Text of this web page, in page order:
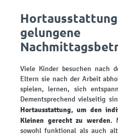
gelungene
Viele Kinder besuchen nach
Eltern sie nach der Arbeit
spielen, lernen, sich
Dementsprechend vielseitig
Hortausstattung, um den
Kleinen gerecht zu werden.
sowohl funktional als auch